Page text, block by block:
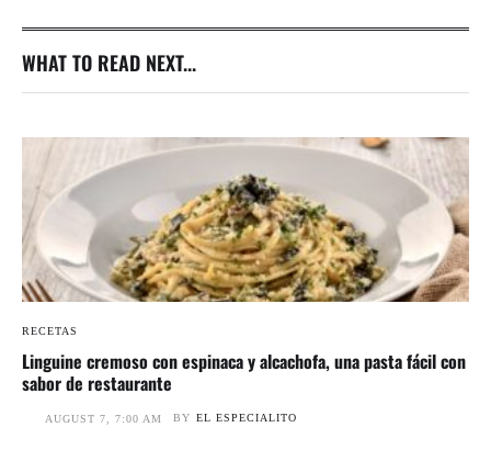
WHAT TO READ NEXT...
RECETAS
Linguine cremoso con espinaca y alcachofa, una pasta fácil con
sabor de restaurante
AUGUST 7, 7:00 AM BY EL ESPECIALITO